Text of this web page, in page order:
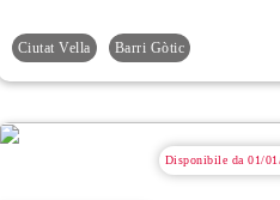
Ciutat Vella Barri Gòtic
Disponibile da 01/